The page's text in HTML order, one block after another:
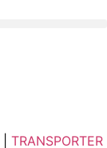
TRANSPORTER